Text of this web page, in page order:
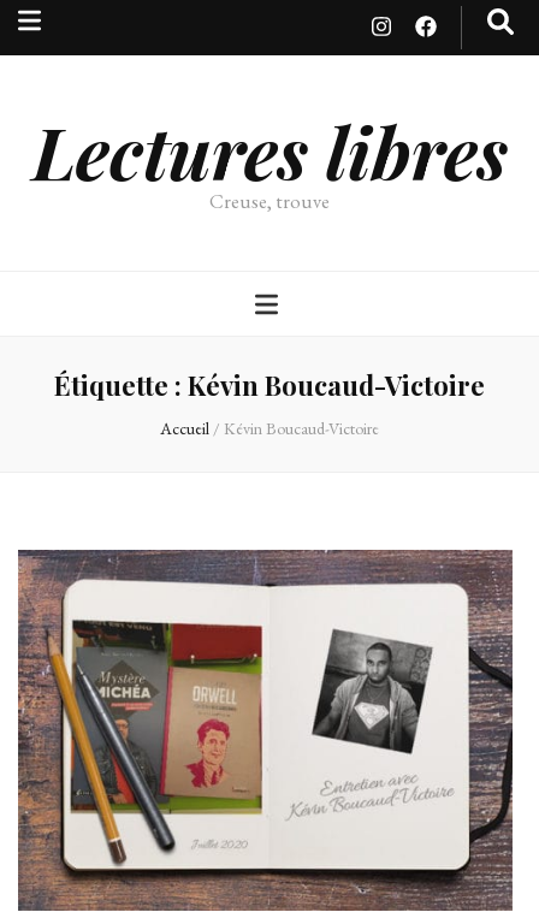
Lectures libres
Creuse, trouve
Étiquette : Kévin Boucaud-Victoire
Accueil / Kévin Boucaud-Victoire